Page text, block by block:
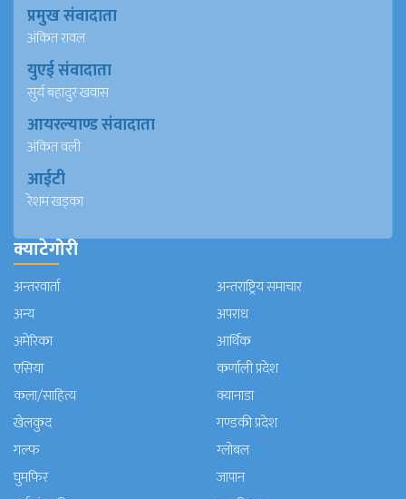
प्रमुख संवादाता
अंकित रावल
युएई संवादाता
सुर्य बहादुर खवास
आयरल्याण्ड संवादाता
अंकित वली
आईटी
रेशम खड्का
क्याटेगोरी
अन्तरवार्ता
अन्तराष्ट्रिय समाचार
अन्य
अपराध
अमेरिका
आर्थिक
एसिया
कर्णाली प्रदेश
कला/साहित्य
क्यानाडा
खेलकुद
गण्डकी प्रदेश
गल्फ
ग्लोबल
घुमफिर
जापान